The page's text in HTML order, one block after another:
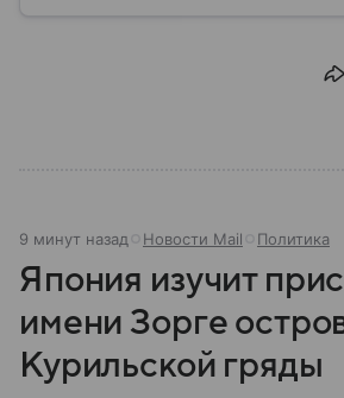
9 минут назад Новости Mail Политика
Япония изучит
имени Зорге
Курильской гряды